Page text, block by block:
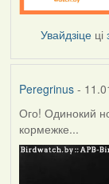
Увайдзіце ці
Peregrinus-
Ого! Одинокий
кормежке...